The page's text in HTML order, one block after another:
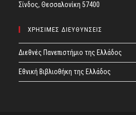
Σίνδος, Θεσσαλονίκη 57400
ΧΡΗΣΙΜΕΣ ΔΙΕΥΘΥΝΣΕΙΣ
Διεθνές Πανεπιστήμιο της Ελλάδος
Εθνική Βιβλιοθήκη της Ελλάδος